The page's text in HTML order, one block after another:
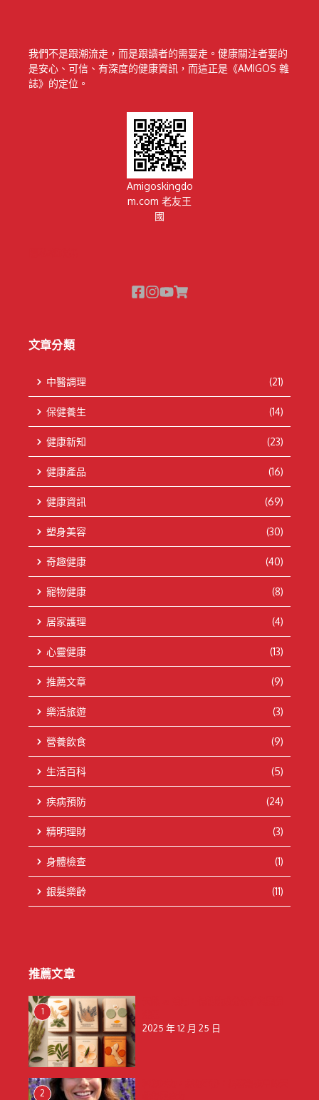
我們不是跟潮流走，而是跟讀者的需要走。健康關注者要的
是安心、可信、有深度的健康資訊，而這正是《AMIGOS 雜
誌》的定位。
Amigoskingdo
m.com 老友王
國
文章分類
中醫調理 (21)
保健養生 (14)
健康新知 (23)
健康產品 (16)
健康資訊 (69)
塑身美容 (30)
奇趣健康 (40)
寵物健康 (8)
居家護理 (4)
心靈健康 (13)
推薦文章 (9)
樂活旅遊 (3)
營養飲食 (9)
生活百科 (5)
疾病預防 (24)
精明理財 (3)
身體檢查 (1)
銀髮樂齡 (11)
推薦文章
1
2025 年 12 月 25 日
2